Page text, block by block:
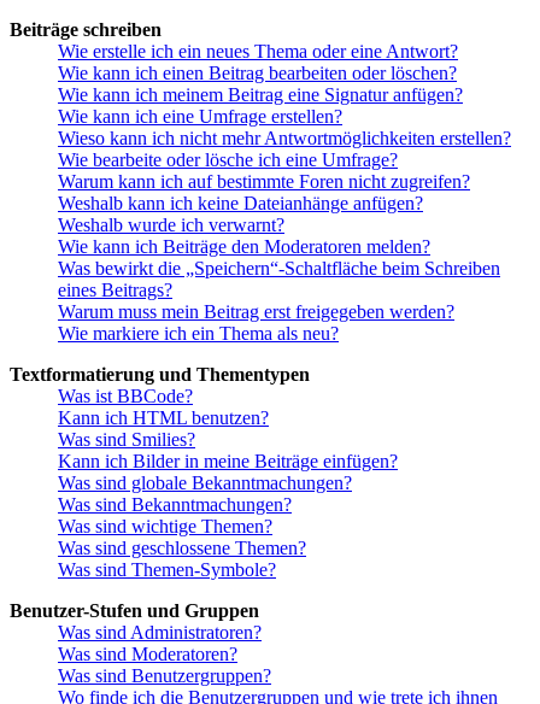
Beiträge schreiben
Wie erstelle ich ein neues Thema oder eine Antwort?
Wie kann ich einen Beitrag bearbeiten oder löschen?
Wie kann ich meinem Beitrag eine Signatur anfügen?
Wie kann ich eine Umfrage erstellen?
Wieso kann ich nicht mehr Antwortmöglichkeiten erstellen?
Wie bearbeite oder lösche ich eine Umfrage?
Warum kann ich auf bestimmte Foren nicht zugreifen?
Weshalb kann ich keine Dateianhänge anfügen?
Weshalb wurde ich verwarnt?
Wie kann ich Beiträge den Moderatoren melden?
Was bewirkt die „Speichern“-Schaltfläche beim Schreiben
eines Beitrags?
Warum muss mein Beitrag erst freigegeben werden?
Wie markiere ich ein Thema als neu?
Textformatierung und Thementypen
Was ist BBCode?
Kann ich HTML benutzen?
Was sind Smilies?
Kann ich Bilder in meine Beiträge einfügen?
Was sind globale Bekanntmachungen?
Was sind Bekanntmachungen?
Was sind wichtige Themen?
Was sind geschlossene Themen?
Was sind Themen-Symbole?
Benutzer-Stufen und Gruppen
Was sind Administratoren?
Was sind Moderatoren?
Was sind Benutzergruppen?
Wo finde ich die Benutzergruppen und wie trete ich ihnen